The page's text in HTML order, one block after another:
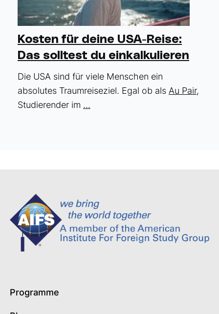
Kosten für deine USA-Reise:
Das solltest du einkalkulieren
Die USA sind für viele Menschen ein
absolutes Traumreiseziel. Egal ob als Au Pair,
Studierender im ...
Programme